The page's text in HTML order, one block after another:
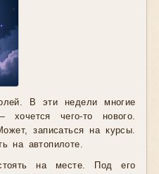
В эти недели многие
хочется чего-то нового.
записаться на курсы.
на автопилоте.
на месте. Под его